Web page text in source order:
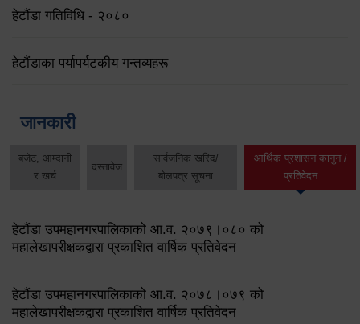
हेटौंडा गतिविधि - २०८०
हेटौंडाका पर्यापर्यटकीय गन्तव्यहरू
जानकारी
बजेट, आम्दानी
र खर्च
दस्तावेज
सार्वजनिक खरिद/
बोलपत्र सूचना
आर्थिक प्रशासन कानुन /
प्रतिवेदन
हेटौंडा उपमहानगरपालिकाको आ.व. २०७९।०८० को
महालेखापरीक्षकद्वारा प्रकाशित वार्षिक प्रतिवेदन
हेटौंडा उपमहानगरपालिकाको आ.व. २०७८।०७९ को
महालेखापरीक्षकद्वारा प्रकाशित वार्षिक प्रतिवेदन